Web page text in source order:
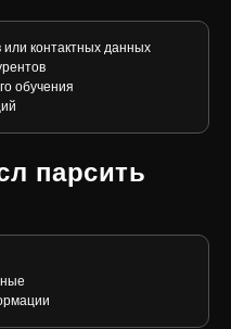
или контактных данных
обучения
парсить